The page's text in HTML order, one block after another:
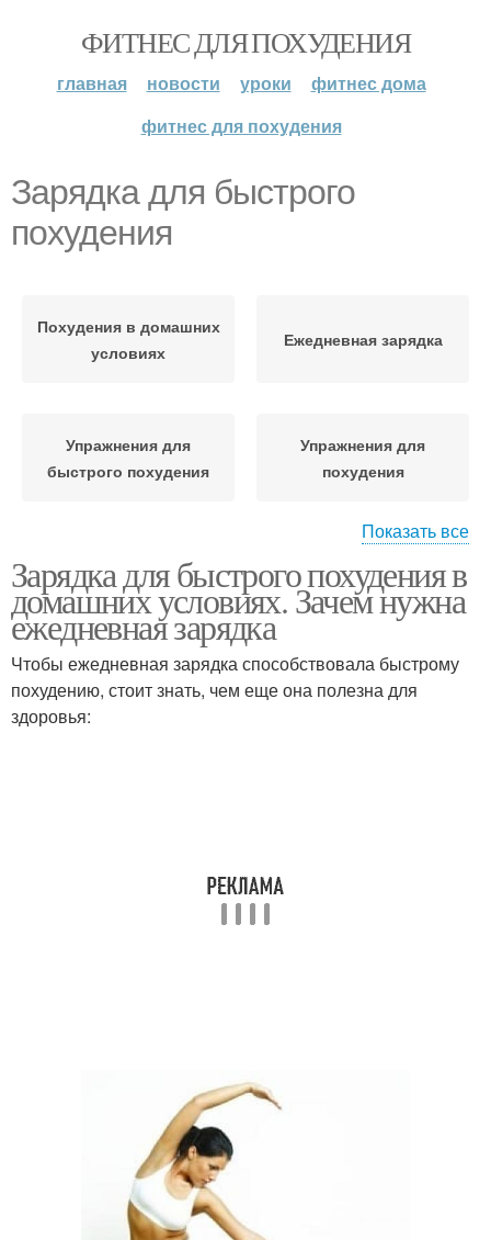
ФИТНЕС ДЛЯ ПОХУДЕНИЯ
главная новости уроки
фитнес дома
фитнес для похудения
Зарядка для быстрого
похудения
Похудения в домашних
условиях
Ежедневная зарядка
Упражнения для
быстрого похудения
Упражнения для
похудения
Похудения за неделю Быстрая программа
Показать все
Зарядка для быстрого похудения в
домашних условиях. Зачем нужна
ежедневная зарядка
Чтобы ежедневная зарядка способствовала быстрому
похудению, стоит знать, чем еще она полезна для
здоровья: